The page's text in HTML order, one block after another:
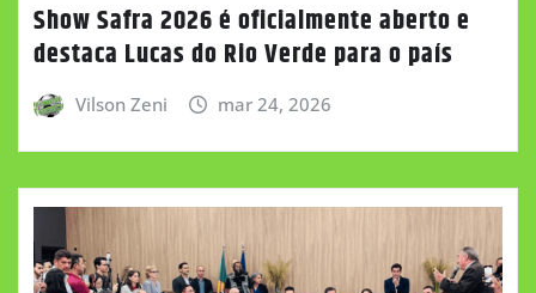
Show Safra 2026 é oficialmente aberto e
destaca Lucas do Rio Verde para o país
Vilson Zeni mar 24, 2026